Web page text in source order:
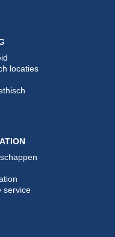
locaties
service